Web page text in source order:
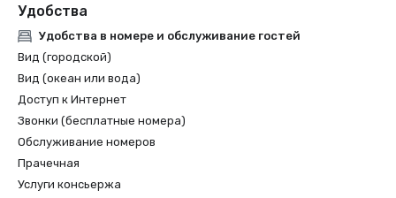
Удобства
Удобства в номере и обслуживание гостей
Вид (городской)
Вид (океан или вода)
Доступ к Интернет
Звонки (бесплатные номера)
Обслуживание номеров
Прачечная
Услуги консьержа